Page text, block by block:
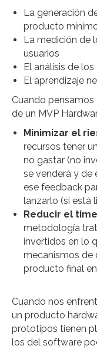
La generación
producto
La medición de
usuarios
El análisis de
El aprendizaje
Cuando
de un MVP
Minimizar el
recursos tener
no gastar (no
se venderá y de
ese feedback
lanzarlo (si está
Reducir el
metodología
invertidos en lo
mecanismos de
producto final
Cuando nos
un producto
prototipos tienen
los del software